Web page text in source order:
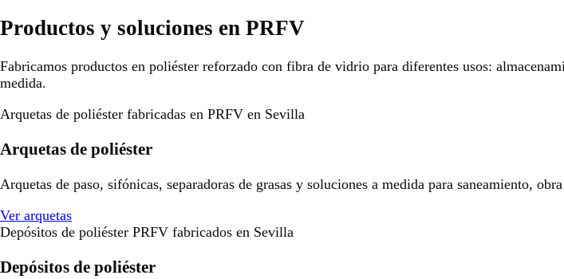
Productos y soluciones en PRFV
Fabricamos productos en poliéster reforzado con fibra de vidrio para diferentes usos:
medida.
Arquetas de poliéster fabricadas en PRFV en Sevilla
Arquetas de poliéster
Arquetas de paso, sifónicas, separadoras de grasas y soluciones a medida para saneamiento,
Ver arquetas
Depósitos de poliéster PRFV fabricados en Sevilla
Depósitos de poliéster